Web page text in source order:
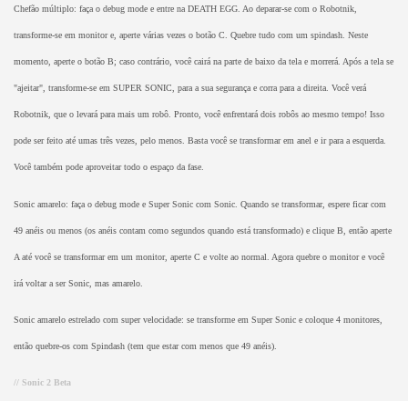
Chefão múltiplo: faça o debug mode e entre na DEATH EGG. Ao deparar-se com o Robotnik,
transforme-se em monitor e, aperte várias vezes o botão C. Quebre tudo com um spindash. Neste
momento, aperte o botão B; caso contrário, você cairá na parte de baixo da tela e morrerá. Após a tela se
"ajeitar", transforme-se em SUPER SONIC, para a sua segurança e corra para a direita. Você verá
Robotnik, que o levará para mais um robô. Pronto, você enfrentará dois robôs ao mesmo tempo! Isso
pode ser feito até umas três vezes, pelo menos. Basta você se transformar em anel e ir para a esquerda.
Você também pode aproveitar todo o espaço da fase.
Sonic amarelo: faça o debug mode e Super Sonic com Sonic. Quando se transformar, espere ficar com
49 anéis ou menos (os anéis contam como segundos quando está transformado) e clique B, então aperte
A até você se transformar em um monitor, aperte C e volte ao normal. Agora quebre o monitor e você
irá voltar a ser Sonic, mas amarelo.
Sonic amarelo estrelado com super velocidade: se transforme em Super Sonic e coloque 4 monitores,
então quebre-os com Spindash (tem que estar com menos que 49 anéis).
// Sonic 2 Beta